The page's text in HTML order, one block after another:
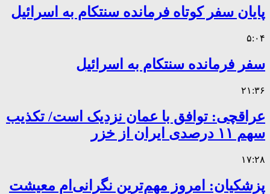
پایان سفر کوتاه فرمانده سنتکام به اسرائیل
۵:۰۴
سفر فرمانده سنتکام به اسرائیل
۲۱:۳۶
عراقچی: توافق با عمان نزدیک است/ تکذیب
سهم ۱۱ درصدی ایران از خزر
۱۷:۲۸
پزشکیان: امروز مهم‌ترین نگرانی‌ام معیشت